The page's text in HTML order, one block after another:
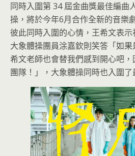
同時入圍第 34 屆金曲獎最佳編曲
操，將於今年6月合作全新的音樂
彼此同時入圍的心情，王希文表示
大象體操團員涂嘉欽則笑答「如
希文老師也會替我們感到開心吧，
團隊！」，大象體操同時也入圍了